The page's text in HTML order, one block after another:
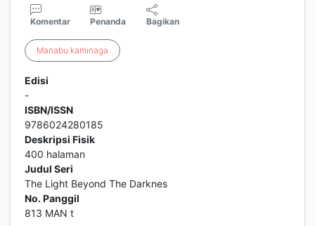
Komentar Penanda Bagikan
Manabu kaminaga
Edisi
-
ISBN/ISSN
9786024280185
Deskripsi Fisik
400 halaman
Judul Seri
The Light Beyond The Darknes
No. Panggil
813 MAN t